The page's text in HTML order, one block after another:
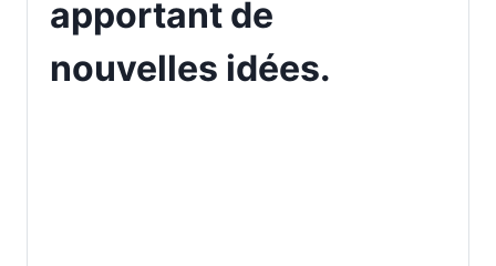
apportant de
nouvelles idées.